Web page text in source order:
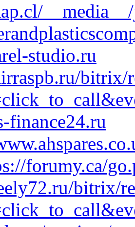
studio.ru
bitrix/
finance24.ru
forumy.ca/
bitrix/